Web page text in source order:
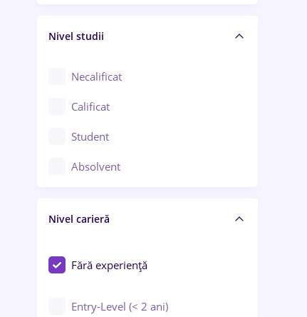
Cercetare - dezvoltare
Chimie / Biochimie
Confecții / Design vestimentar
Construcții / Instalații
Controlul calității
Educație / Training / Arte
Nivel studii
Necalificat
Calificat
Student
Absolvent
Nivel carieră
Fără experiență
Entry-Level (< 2 ani)